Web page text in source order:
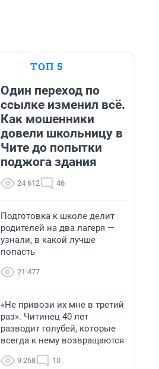
ТОП 5
Один переход по
ссылке изменил всё.
Как мошенники
довели школьницу в
Чите до попытки
поджога здания
24 612 46
Подготовка к школе делит
родителей на два лагеря —
узнали, в какой лучше
попасть
21 477
«Не привози их мне в третий
раз». Читинец 40 лет
разводит голубей, которые
всегда к нему возвращаются
9 268 10